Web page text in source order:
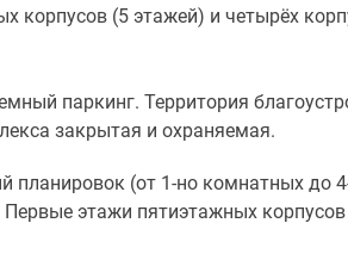
корпусов (5 этажей) и четырёх
паркинг. Территория
закрытая и охраняемая.
планировок (от 1-но комнатных до
Первые этажи пятиэтажных